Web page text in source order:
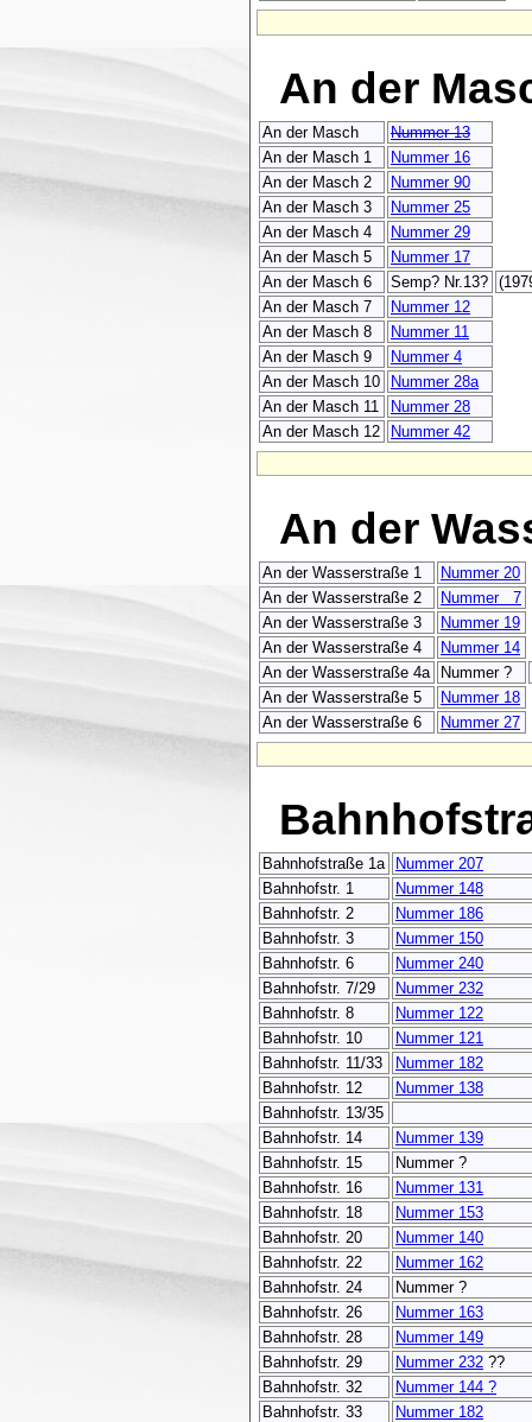
An der
An der Masch
Nummer 13
An der Masch 1
Nummer 16
An der Masch 2
Nummer 90
An der Masch 3
Nummer 25
An der Masch 4
Nummer 29
An der Masch 5
Nummer 17
An der Masch 6
Semp? Nr.13?
An der Masch 7
Nummer 12
An der Masch 8
Nummer 11
An der Masch 9
Nummer 4
An der Masch 10
Nummer 28a
An der Masch 11
Nummer 28
An der Masch 12
Nummer 42
An der
An der Wasserstraße 1
Nummer 20
An der Wasserstraße 2
Nummer 7
An der Wasserstraße 3
Nummer 19
An der Wasserstraße 4
Nummer 14
An der Wasserstraße 4a
Nummer ?
An der Wasserstraße 5
Nummer 18
An der Wasserstraße 6
Nummer 27
Bahnhofstraße 1a
Nummer 207
Bahnhofstr. 1
Nummer 148
Bahnhofstr. 2
Nummer 186
Bahnhofstr. 3
Nummer 150
Bahnhofstr. 6
Nummer 240
Bahnhofstr. 7/29
Nummer 232
Bahnhofstr. 8
Nummer 122
Bahnhofstr. 10
Nummer 121
Bahnhofstr. 11/33
Nummer 182
Bahnhofstr. 12
Nummer 138
Bahnhofstr. 13/35
Bahnhofstr. 14
Nummer 139
Bahnhofstr. 15
Nummer ?
Bahnhofstr. 16
Nummer 131
Bahnhofstr. 18
Nummer 153
Bahnhofstr. 20
Nummer 140
Bahnhofstr. 22
Nummer 162
Bahnhofstr. 24
Nummer ?
Bahnhofstr. 26
Nummer 163
Bahnhofstr. 28
Nummer 149
Bahnhofstr. 29
Nummer 232 ??
Bahnhofstr. 32
Nummer 144 ?
Bahnhofstr. 33
Nummer 182